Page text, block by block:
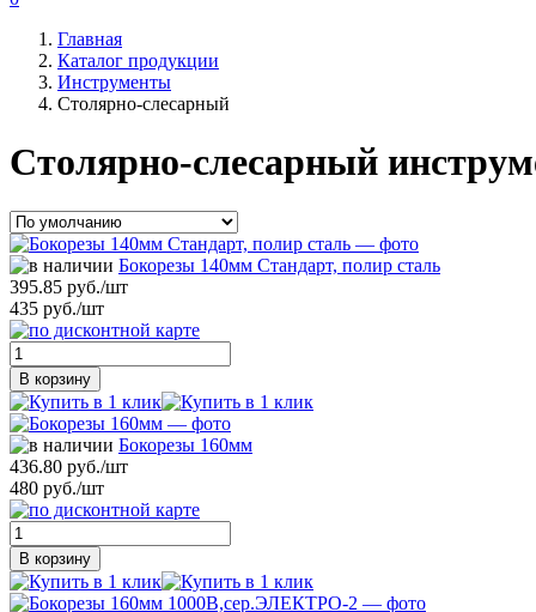
Главная
Каталог продукции
Инструменты
Столярно-слесарный
Столярно-слесарный
Бокорезы 140мм Стандарт, полир сталь
395.85 руб./шт
435 руб./шт
В корзину
Бокорезы 160мм
436.80 руб./шт
480 руб./шт
В корзину